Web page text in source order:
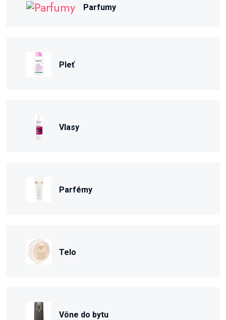
Parfumy
Pleť
Vlasy
Parfémy
Telo
Vône do bytu